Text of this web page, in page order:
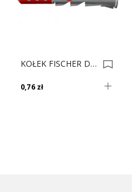
KOŁEK FISCHER DUOPOWER 8x65 0013967
0,76 zł